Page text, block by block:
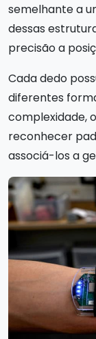
semelhante a
dessas
precisão a
Cada dedo
diferentes
complexidade,
reconhecer
associá-los a